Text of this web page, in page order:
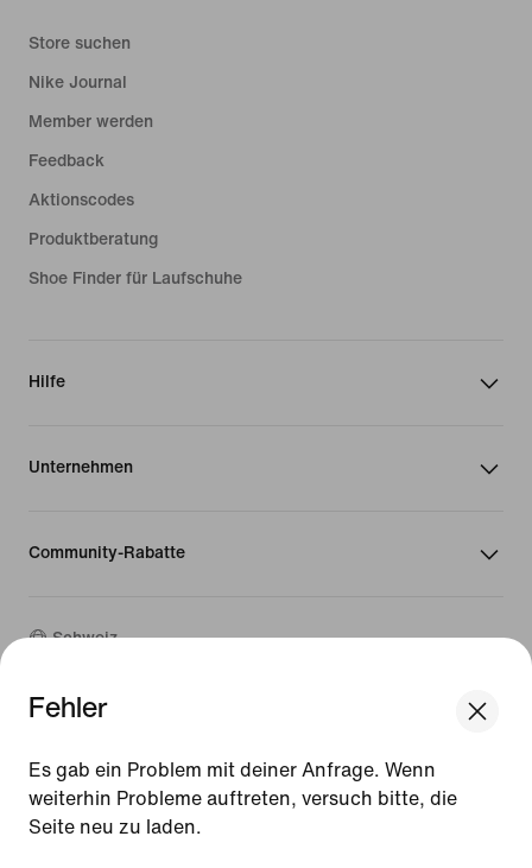
Update your location?
Schweiz
Fehler
Es gab ein Problem mit deiner Anfrage. Wenn
weiterhin Probleme auftreten, versuch bitte, die
Seite neu zu laden.
Store suchen
Nike Journal
Member werden
Feedback
Aktionscodes
Produktberatung
Shoe Finder für Laufschuhe
Hilfe
Unternehmen
Community-Rabatte
Schweiz
© 2026Nike, Inc. Alle Rechte vorbehalten
Nutzungsbedingungen
Verkaufsbedingungen
Unternehmensinformationen